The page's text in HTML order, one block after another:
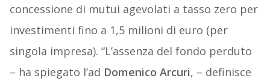
concessione di mutui agevolati a tasso zero per
investimenti fino a 1,5 milioni di euro (per
singola impresa). “L’assenza del fondo perduto
– ha spiegato l’ad Domenico Arcuri, – definisce